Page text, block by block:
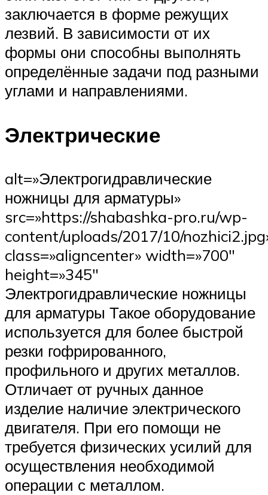
заключается в форме режущих
лезвий. В зависимости от их
формы они способны выполнять
определённые задачи под разными
углами и направлениями.
Электрические
alt=»Электрогидравлические
ножницы для арматуры»
src=»https://shabashka-pro.ru/wp-
content/uploads/2017/10/
class=»aligncenter» width=»700″
height=»345″
Электрогидравлические ножницы
для арматуры Такое оборудование
используется для более быстрой
резки гофрированного,
профильного и других металлов.
Отличает от ручных данное
изделие наличие электрического
двигателя. При его помощи не
требуется физических усилий для
осуществления необходимой
операции с металлом.